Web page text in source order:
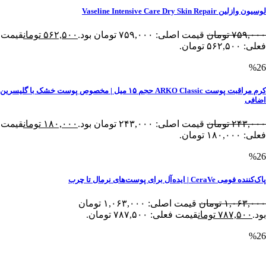
لوسیون وازلین Vaseline Intensive Care Dry Skin Repair
۷۵۹,۰۰۰ تومان قیمت اصلی: ۷۵۹,۰۰۰ تومان بود. ۵۶۲,۵۰۰ تومانقیمت
فعلی: ۵۶۲,۵۰۰ تومان.
%26
کرم مراقبت پوست ARKO Classic حجم ۱۵ میل | مخصوص پوست خشک با گلیسرین
اضافی
۲۴۳,۰۰۰ تومان قیمت اصلی: ۲۴۳,۰۰۰ تومان بود. ۱۸۰,۰۰۰ تومانقیمت
فعلی: ۱۸۰,۰۰۰ تومان.
%26
پاک‌کننده فومی CeraVe | ایده‌آل برای پوست‌های نرمال تا چرب
۱,۰۶۳,۰۰۰ تومان
قیمت اصلی: ۱,۰۶۳,۰۰۰ تومان
بود. ۷۸۷,۵۰۰ تومانقیمت فعلی: ۷۸۷,۵۰۰ تومان.
%26